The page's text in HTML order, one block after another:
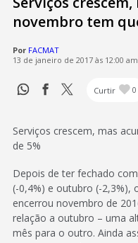
novembro tem
Por FACMAT
13 de janeiro de 2017 às 12:00 am
Curtir 0
Serviços crescem, mas
de 5%
Depois de ter fechado
(-0,4%) e outubro (-2,3%),
encerrou novembro de
relação a outubro – uma
mês para o outro. Ainda